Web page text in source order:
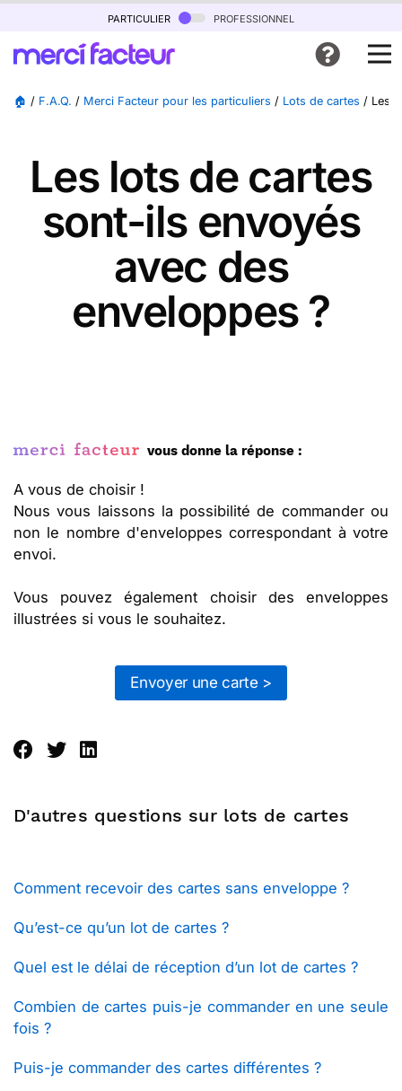
particulier professionnel
🏠 / F.A.Q. / Merci Facteur pour les particuliers / Lots de cartes / Les
Les lots de cartes
sont-ils envoyés
avec des
enveloppes ?
vous donne la réponse :
A vous de choisir !
Nous vous laissons la possibilité de commander ou
non le nombre d'enveloppes correspondant à votre
envoi.
Vous pouvez également choisir des enveloppes
illustrées si vous le souhaitez.
Envoyer une carte >
D'autres questions sur lots de cartes
Comment recevoir des cartes sans enveloppe ?
Qu’est-ce qu’un lot de cartes ?
Quel est le délai de réception d’un lot de cartes ?
Combien de cartes puis-je commander en une seule
fois ?
Puis-je commander des cartes différentes ?